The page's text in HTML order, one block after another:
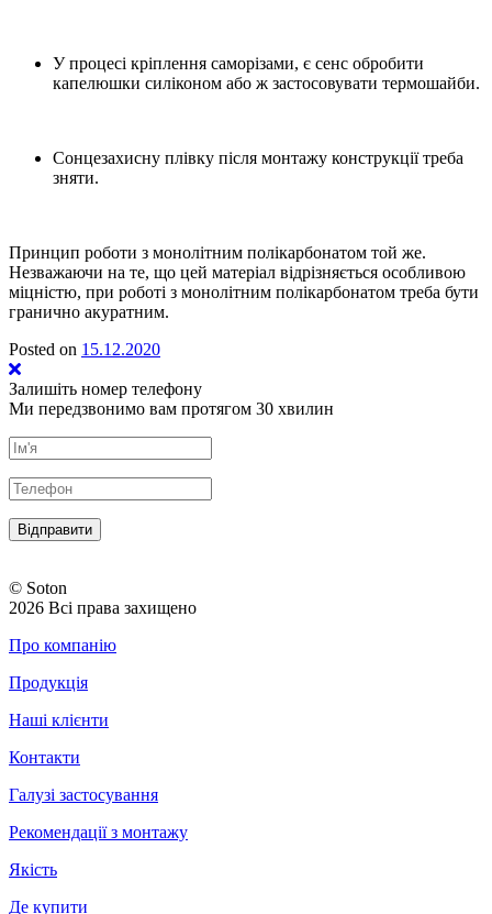
У процесі кріплення саморізами, є сенс обробити
капелюшки силіконом або ж застосовувати термошайби.
Сонцезахисну плівку після монтажу конструкції треба
зняти.
Принцип роботи з монолітним полікарбонатом той же.
Незважаючи на те, що цей матеріал відрізняється особливою
міцністю, при роботі з монолітним полікарбонатом треба бути
гранично акуратним.
Posted on 15.12.2020
Залишіть номер телефону
Ми передзвонимо вам протягом 30 хвилин
© Soton
2026 Всі права захищено
Про компанію
Продукція
Наші клієнти
Контакти
Галузі застосування
Рекомендації з монтажу
Якість
Де купити